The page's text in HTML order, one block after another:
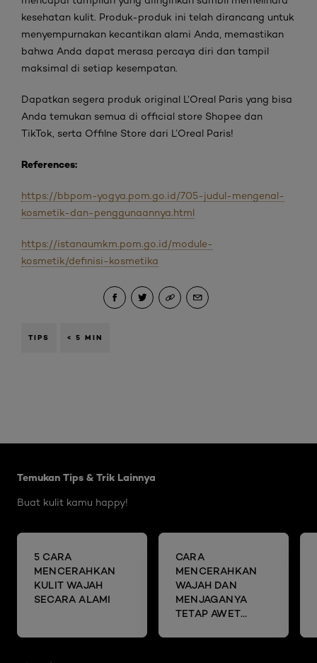
kesehatan kulit. Produk-produk ini telah dirancang untuk
menyempurnakan kecantikan alami Anda, memastikan
bahwa Anda dapat merasa percaya diri dan tampil
maksimal di setiap kesempatan.
Dapatkan segera produk original L’Oreal Paris yang bisa
Anda temukan semua di official store Shopee dan
TikTok, serta Offilne Store dari L’Oreal Paris!
References:
https://bbpom-yogya.pom.go.id/705-judul-mengenal-
kosmetik-dan-penggunaannya.html
https://istanaumkm.pom.go.id/module-
kosmetik/definisi-kosmetika
TIPS < 5 MIN
Temukan Tips & Trik Lainnya
Buat kulit kamu happy!
5 CARA
MENCERAHKAN
KULIT WAJAH
SECARA ALAMI
CARA
MENCERAHKAN
WAJAH DAN
MENJAGANYA
TETAP AWET
SHEET MASK